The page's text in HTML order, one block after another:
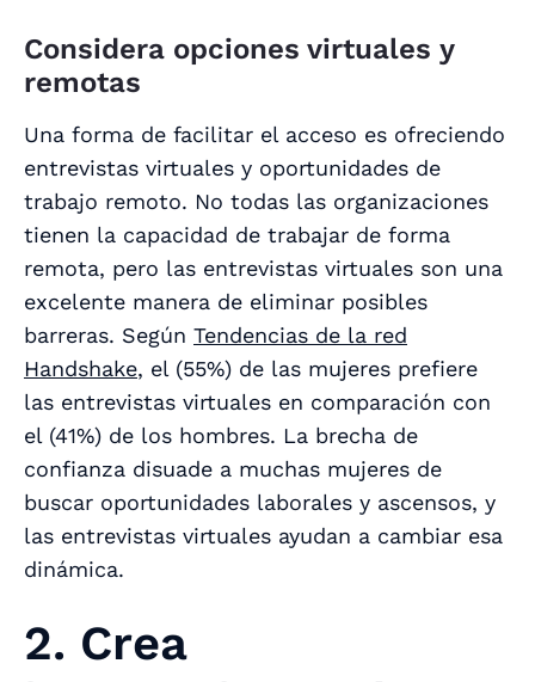
Considera opciones virtuales y
remotas
Una forma de facilitar el acceso es ofreciendo
entrevistas virtuales y oportunidades de
trabajo remoto. No todas las organizaciones
tienen la capacidad de trabajar de forma
remota, pero las entrevistas virtuales son una
excelente manera de eliminar posibles
barreras. Según Tendencias de la red
Handshake, el (55%) de las mujeres prefiere
las entrevistas virtuales en comparación con
el (41%) de los hombres. La brecha de
confianza disuade a muchas mujeres de
buscar oportunidades laborales y ascensos, y
las entrevistas virtuales ayudan a cambiar esa
dinámica.
2. Crea